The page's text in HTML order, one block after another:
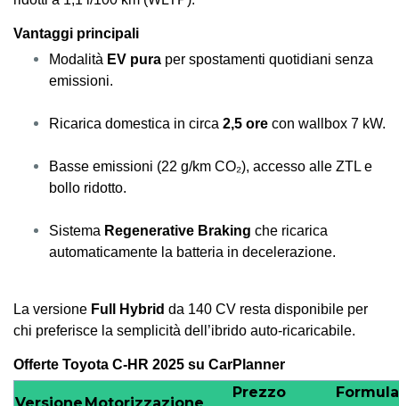
Vantaggi principali
Modalità EV pura per spostamenti quotidiani senza
emissioni.
Ricarica domestica in circa 2,5 ore con wallbox 7 kW.
Basse emissioni (22 g/km CO₂), accesso alle ZTL e
bollo ridotto.
Sistema Regenerative Braking che ricarica
automaticamente la batteria in decelerazione.
La versione Full Hybrid da 140 CV resta disponibile per
chi preferisce la semplicità dell’ibrido auto-ricaricabile.
Offerte Toyota C-HR 2025 su CarPlanner
Versione Motorizzazione
Prezzo
Formula